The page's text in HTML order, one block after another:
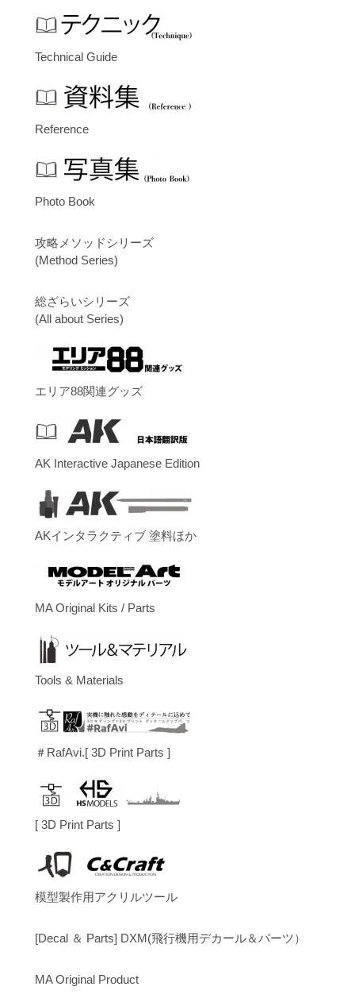
Technical Guide
Reference
Photo Book
攻略メソッドシリーズ
(Method Series)
総ざらいシリーズ
(All about Series)
エリア88関連グッズ
AK Interactive Japanese Edition
AKインタラクティブ 塗料ほか
MA Original Kits / Parts
Tools & Materials
＃RafAvi.[ 3D Print Parts ]
[ 3D Print Parts ]
模型製作用アクリルツール
[Decal ＆ Parts] DXM(飛行機用デカール＆パーツ）
MA Original Product